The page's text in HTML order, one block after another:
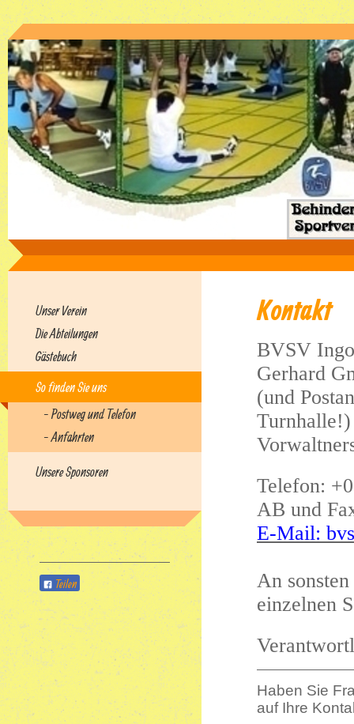
Unser Verein
Die Abteilungen
Gästebuch
So finden Sie uns
- Postweg und Telefon
- Anfahrten
Unsere Sponsoren
Teilen
Kontakt
BVSV
Gerhard
(und
Turnhalle!)
Telefon:
AB und
E-Mail:
An
einzelnen
Haben Sie
auf Ihre